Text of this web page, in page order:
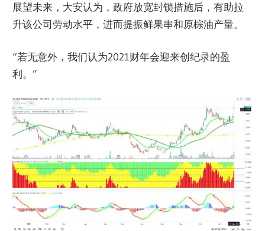
展望未来，大安认为，政府放宽封锁措施后，有助拉
升该公司劳动水平，进而提振鲜果串和原棕油产量。
“若无意外，我们认为2021财年会迎来创纪录的盈
利。”